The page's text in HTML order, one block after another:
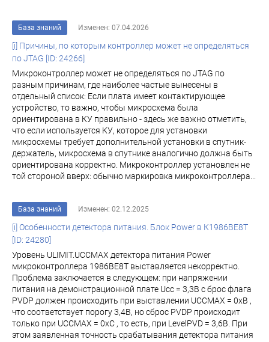
База знаний Изменен: 07.04.2026
[i] Причины, по которым контроллер может не определяться
по JTAG [ID: 24266]
Микроконтроллер может не определяться по JTAG по
разным причинам, где наиболее частые вынесены в
отдельный список: Если плата имеет контактирующее
устройство, то важно, чтобы микросхема была
ориентирована в КУ правильно - здесь же важно отметить,
что если используется КУ, которое для установки
микросхемы требует дополнительной установки в спутник-
держатель, микросхема в спутнике аналогично должна быть
ориентирована корректно. Микроконтроллер установлен не
той стороной вверх: обычно маркировка микроконтроллера...
База знаний Изменен: 02.12.2025
[i] Особенности детектора питания. Блок Power в К1986ВЕ8T
[ID: 24280]
Уровень ULIMIT.UCCMAX детектора питания Power
микроконтроллера 1986ВЕ8Т выставляется некорректно.
Проблема заключается в следующем: при напряжении
питания на демонстрационной плате Ucc = 3,3В с брос флага
PVDP должен происходить при выставлении UCCMAX = 0хВ ,
что соответствует порогу 3,4В, но сброс PVDP происходит
только при UCCMAX = 0хС , то есть, при LevelPVD = 3,6В. При
этом заявленная точность срабатывания детектора питания